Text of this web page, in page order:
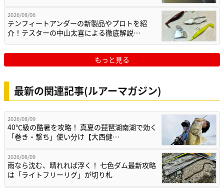
2026/08/06
テンフィートアンダーの新製品やプロトを紹
介！テスターの中山太喜による徹底解説…
もっと見る
最新の関連記事(ルアーマガジン)
2026/08/09
40℃級の酷暑を攻略！ 真夏の琵琶湖南湖で効く
「巻き・撃ち」使い分け【大西健…
2026/08/09
雨なら沈む、晴れれば浮く！ 七色ダム最新攻略
は「ライトフリーリグ」が切り札